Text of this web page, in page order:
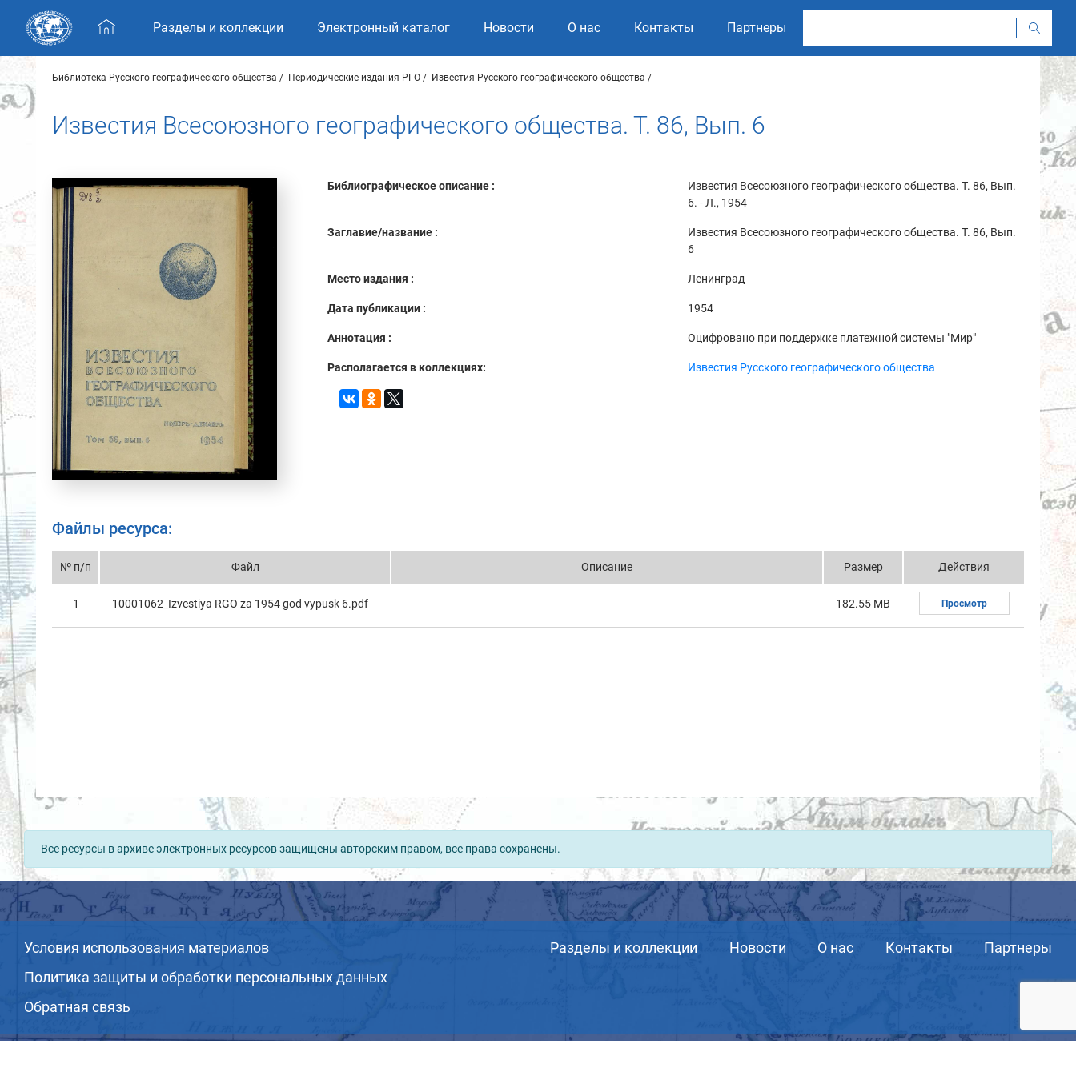
Skip navigation
Разделы и коллекции Электронный каталог Новости О нас Контакты Партнеры
Библиотека Русского географического общества Периодические издания РГО Известия Русского географического общества
Известия Всесоюзного географического общества. Т. 86, Вып. 6
Библиографическое описание :
Известия Всесоюзного географического общества. Т. 86, Вып.
6. - Л., 1954
Заглавие/название :
Известия Всесоюзного географического общества. Т. 86, Вып.
6
Место издания : Ленинград
Дата публикации : 1954
Аннотация : Оцифровано при поддержке платежной системы "Мир"
Располагается в коллекциях: Известия Русского географического общества
Файлы ресурса:
№ п/п Файл Описание Размер Действия
1 10001062_Izvestiya RGO za 1954 god vypusk 6.pdf 182.55 MB Просмотр
Все ресурсы в архиве электронных ресурсов защищены авторским правом, все права сохранены.
Условия использования материалов
Политика защиты и обработки персональных данных
Обратная связь
Разделы и коллекции Новости О нас Контакты Партнеры